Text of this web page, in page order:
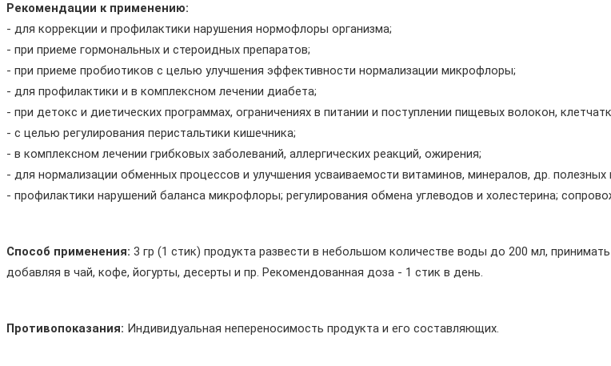
Рекомендации к применению:
- для коррекции и профилактики нарушения нормофлоры организма;
- при приеме гормональных и стероидных препаратов;
- при приеме пробиотиков с целью улучшения эффективности нормализации микрофлоры;
- для профилактики и в комплексном лечении диабета;
- при детокс и диетических программах, ограничениях в питании и поступлении пищевых волокон,
- с целью регулирования перистальтики кишечника;
- в комплексном лечении грибковых заболеваний, аллергических реакций, ожирения;
- для нормализации обменных процессов и улучшения усваиваемости витаминов, минералов, др. полезных
- профилактики нарушений баланса микрофлоры; регулирования обмена углеводов и холестерина;
Способ применения: 3 гр (1 стик) продукта развести в небольшом количестве воды до 200 мл,
добавляя в чай, кофе, йогурты, десерты и пр. Рекомендованная доза - 1 стик в день.
Противопоказания: Индивидуальная непереносимость продукта и его составляющих.